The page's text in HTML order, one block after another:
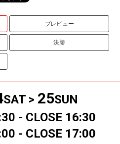
プレビュー
決勝
SAT > 25SUN
- CLOSE 16:30
- CLOSE 17:00